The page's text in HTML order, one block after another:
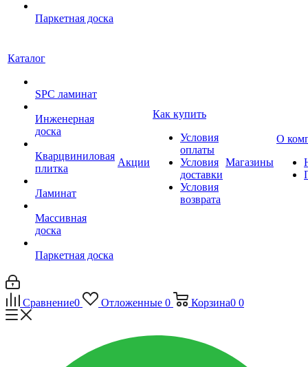
Паркетная доска
Каталог
SPC ламинат
Инженерная
доска
Кварцвиниловая
плитка
Ламинат
Массивная
доска
Паркетная доска
Акции
Как купить
Условия
оплаты
Условия
доставки
Условия
возврата
Магазины
О
Сравнение0 Отложенные 0 Корзина0 0